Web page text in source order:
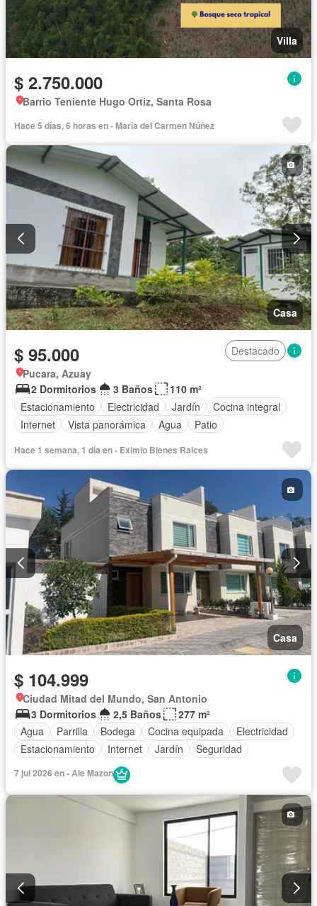
Villa
$ 2.750.000
Barrio Teniente Hugo Ortiz, Santa Rosa
Hace 5 días, 6 horas en - María del Carmen Núñez
Casa
$ 95.000
Destacado
Pucara, Azuay
2 Dormitorios
3 Baños
110 m²
Estacionamiento
Electricidad Jardín
Cocina integral
Internet
Vista panorámica Agua Patio
Hace 1 semana, 1 día en - Eximio Bienes Raices
Casa
$ 104.999
Ciudad Mitad del Mundo, San Antonio
3 Dormitorios
2,5 Baños
277 m²
Agua
Parrilla Bodega Cocina equipada
Electricidad
Estacionamiento
Internet Jardín Seguridad
7 jul 2026 en - Ale Mazon